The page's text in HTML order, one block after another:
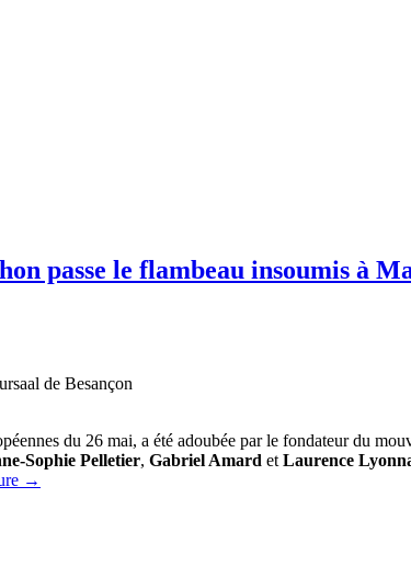
passe le flambeau insoumis à
de Besançon
du 26 mai, a été adoubée par le fondateur du
Sophie Pelletier, Gabriel Amard et Laurence
→